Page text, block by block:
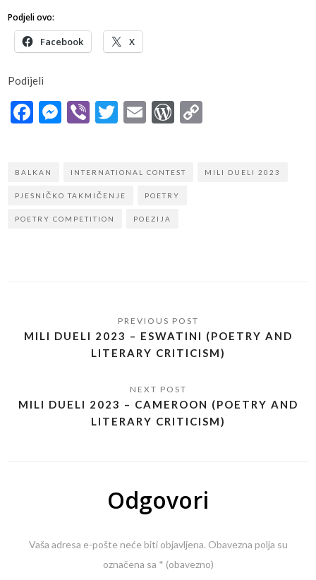
Podjeli ovo:
Facebook X
Podijeli
Facebook
Messenger
ViberTwitter
EmailWordPress
BALKAN INTERNATIONAL CONTEST MILI DUELI 2023
PJESNIČKO TAKMIČENJE POETRY
POETRY COMPETITION POEZIJA
MILI DUELI 2023 – ESWATINI (POETRY AND
LITERARY CRITICISM)
MILI DUELI 2023 – CAMEROON (POETRY AND
LITERARY CRITICISM)
Odgovori
Vaša adresa e-pošte neće biti objavljena. Obavezna polja su
označena sa * (obavezno)